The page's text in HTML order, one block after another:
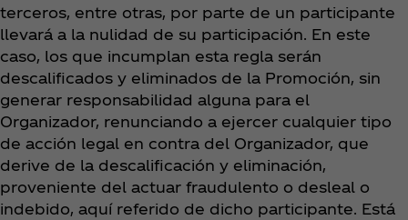
terceros, entre otras, por parte de un participante
llevará a la nulidad de su participación. En este
caso, los que incumplan esta regla serán
descalificados y eliminados de la Promoción, sin
generar responsabilidad alguna para el
Organizador, renunciando a ejercer cualquier tipo
de acción legal en contra del Organizador, que
derive de la descalificación y eliminación,
proveniente del actuar fraudulento o desleal o
indebido, aquí referido de dicho participante. Está